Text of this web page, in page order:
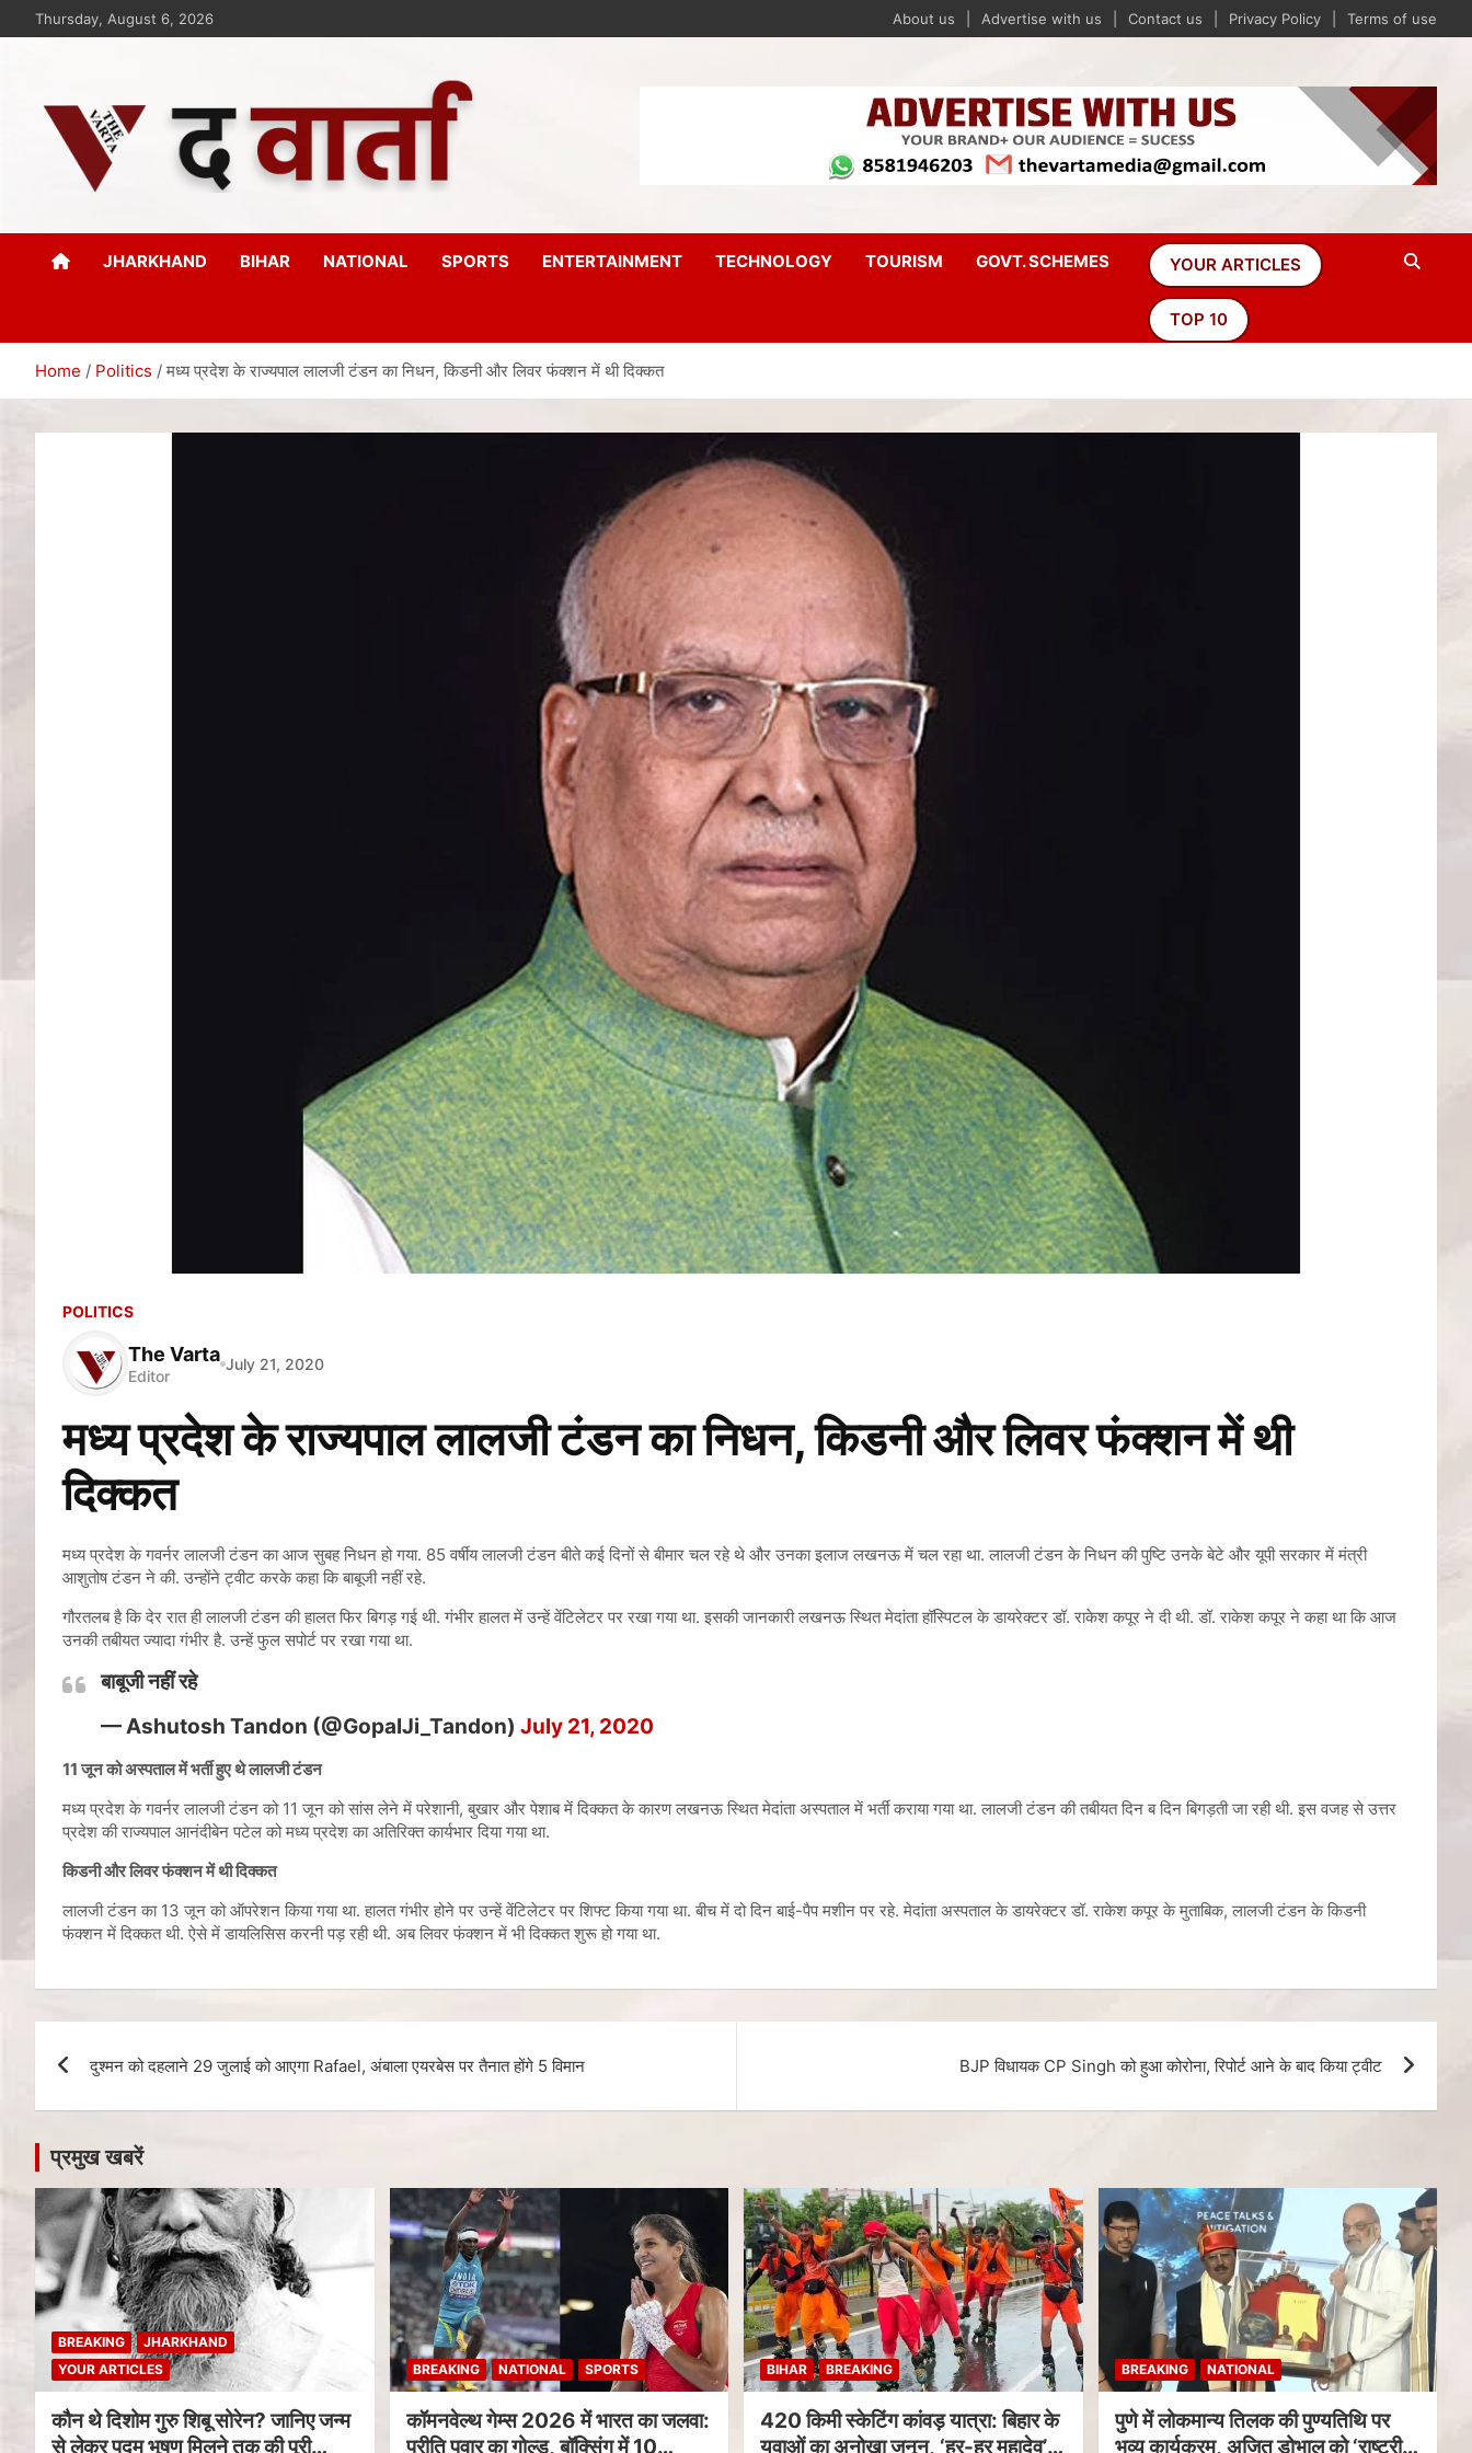
Thursday, August 6, 2026 About us Advertise with us Contact us Privacy Policy Terms of use
The Varta
JHARKHAND BIHAR NATIONAL SPORTS ENTERTAINMENT TECHNOLOGY TOURISM GOVT. SCHEMES YOUR ARTICLES
TOP 10
Home Politics मध्य प्रदेश के राज्यपाल लालजी टंडन का निधन, किडनी और लिवर फंक्शन में थी दिक्कत
POLITICS
The Varta
Editor
July 21, 2020
मध्य प्रदेश के राज्यपाल लालजी टंडन का निधन, किडनी और लिवर फंक्शन में थी
दिक्कत
मध्य प्रदेश के गवर्नर लालजी टंडन का आज सुबह निधन हो गया. 85 वर्षीय लालजी टंडन बीते कई दिनों से बीमार चल रहे थे और उनका इलाज लखनऊ में चल रहा था. लालजी टंडन के निधन की पुष्टि उनके बेटे और यूपी सरकार में मंत्री
आशुतोष टंडन ने की. उन्होंने ट्वीट करके कहा कि बाबूजी नहीं रहे.
गौरतलब है कि देर रात ही लालजी टंडन की हालत फिर बिगड़ गई थी. गंभीर हालत में उन्हें वेंटिलेटर पर रखा गया था. इसकी जानकारी लखनऊ स्थित मेदांता हॉस्पिटल के डायरेक्टर डॉ. राकेश कपूर ने दी थी. डॉ. राकेश कपूर ने कहा था कि आज
उनकी तबीयत ज्यादा गंभीर है. उन्हें फुल सपोर्ट पर रखा गया था.
बाबूजी नहीं रहे
— Ashutosh Tandon (@GopalJi_Tandon) July 21, 2020
11 जून को अस्पताल में भर्ती हुए थे लालजी टंडन
मध्य प्रदेश के गवर्नर लालजी टंडन को 11 जून को सांस लेने में परेशानी, बुखार और पेशाब में दिक्‍कत के कारण लखनऊ स्थित मेदांता अस्पताल में भर्ती कराया गया था. लालजी टंडन की तबीयत दिन ब दिन बिगड़ती जा रही थी. इस वजह से उत्तर
प्रदेश की राज्‍यपाल आनंदीबेन पटेल को मध्‍य प्रदेश का अतिरिक्‍त कार्यभार दिया गया था.
किडनी और लिवर फंक्शन में थी दिक्कत
लालजी टंडन का 13 जून को ऑपरेशन किया गया था. हालत गंभीर होने पर उन्हें वेंटिलेटर पर शिफ्ट किया गया था. बीच में दो दिन बाई-पैप मशीन पर रहे. मेदांता अस्पताल के डायरेक्टर डॉ. राकेश कपूर के मुताबिक, लालजी टंडन के किडनी
फंक्शन में दिक्कत थी. ऐसे में डायलिसिस करनी पड़ रही थी. अब लिवर फंक्शन में भी दिक्कत शुरू हो गया था.
दुश्मन को दहलाने 29 जुलाई को आएगा Rafael, अंबाला एयरबेस पर तैनात होंगे 5 विमान BJP विधायक CP Singh को हुआ कोरोना, रिपोर्ट आने के बाद किया ट्वीट
प्रमुख खबरें
BREAKING
JHARKHAND
YOUR ARTICLES
कौन थे दिशोम गुरु शिबू सोरेन? जानिए जन्म
से लेकर पद्म भूषण मिलने तक की पूरी
BREAKING NATIONAL SPORTS
कॉमनवेल्थ गेम्स 2026 में भारत का जलवा:
प्रीति पवार का गोल्ड, बॉक्सिंग में 10
BIHAR BREAKING
420 किमी स्केटिंग कांवड़ यात्रा: बिहार के
युवाओं का अनोखा जुनून, ‘हर-हर महादेव’
BREAKING NATIONAL
पुणे में लोकमान्य तिलक की पुण्यतिथि पर
भव्य कार्यक्रम, अजित डोभाल को ‘राष्ट्रीय